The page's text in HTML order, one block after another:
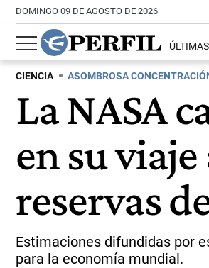
DOMINGO 09 DE AGOSTO DE 2026
CIENCIA ASOMBROSA
La NASA
en su
reservas
Estimaciones difundidas por
para la economía mundial.